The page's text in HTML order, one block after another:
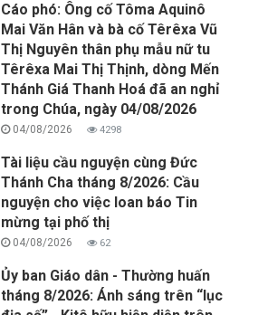
Cáo phó: Ông cố Tôma Aquinô
Mai Văn Hân và bà cố Têrêxa Vũ
Thị Nguyên thân phụ mẫu nữ tu
Têrêxa Mai Thị Thịnh, dòng Mến
Thánh Giá Thanh Hoá đã an nghỉ
trong Chúa, ngày 04/08/2026
04/08/2026 4298
Tài liệu cầu nguyện cùng Đức
Thánh Cha tháng 8/2026: Cầu
nguyện cho việc loan báo Tin
mừng tại phố thị
04/08/2026 62
Ủy ban Giáo dân - Thường huấn
tháng 8/2026: Ánh sáng trên “lục